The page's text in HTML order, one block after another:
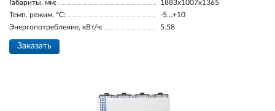
Габариты, мм:
1883х1007х1365
Темп. режим, °С:
-5...+10
Энергопотребление, кВт/ч:
5.58
Заказать